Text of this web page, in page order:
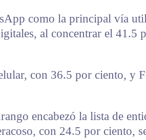
como la principal vía
al concentrar el 41.5
con 36.5 por ciento, y
encabezó la lista de
con 24.5 por ciento,